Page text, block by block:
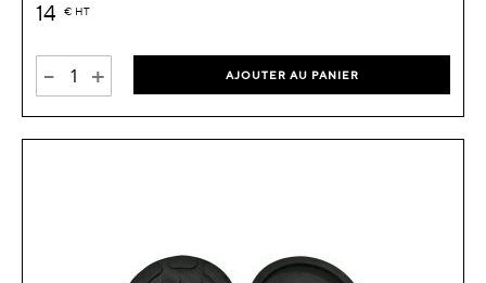
14 € HT
- + AJOUTER AU PANIER